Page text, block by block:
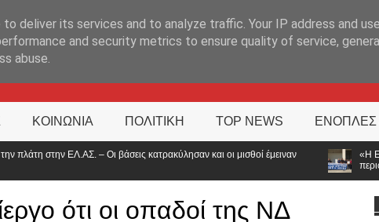
ΚΟΙΝΩΝΙΑ ΠΟΛΙΤΙΚΗ TOP NEWS ΕΝΟΠΛΕΣ
και οι μισθοί έμειναν
«Η Ελλάδα δεν είναι μόνο η
ότι οι οπαδοί της ΝΔ
deliver its services and to analyze traffic. Your IP address and
and security metrics to ensure quality of service,
abuse.